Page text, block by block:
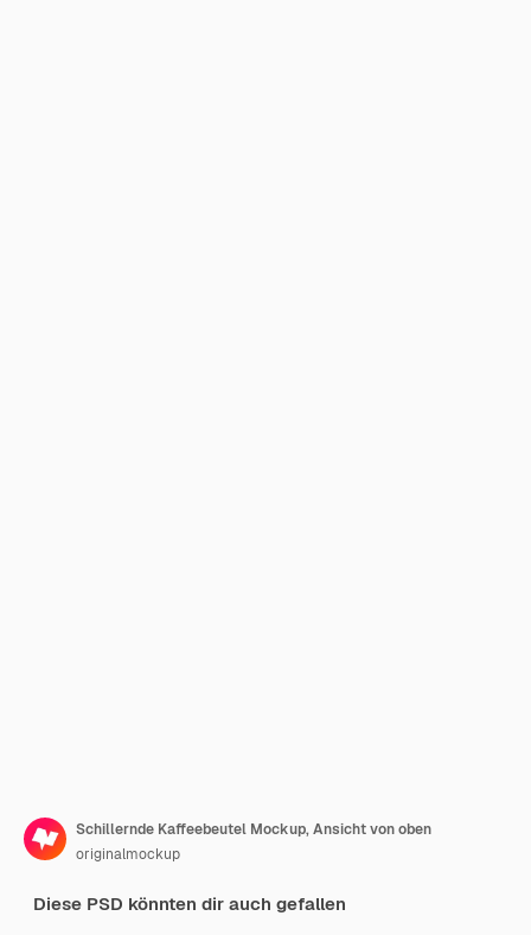
Schillernde Kaffeebeutel Mockup, Ansicht von oben
originalmockup
Diese PSD könnten dir auch gefallen